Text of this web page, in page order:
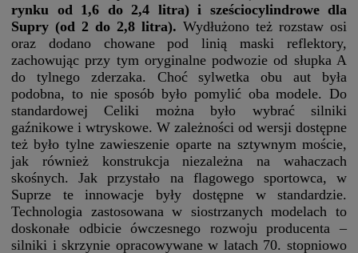
rynku od 1,6 do 2,4 litra) i sześciocylindrowe dla
Supry (od 2 do 2,8 litra). Wydłużono też rozstaw osi
oraz dodano chowane pod linią maski reflektory,
zachowując przy tym oryginalne podwozie od słupka A
do tylnego zderzaka. Choć sylwetka obu aut była
podobna, to nie sposób było pomylić oba modele. Do
standardowej Celiki można było wybrać silniki
gaźnikowe i wtryskowe. W zależności od wersji dostępne
też było tylne zawieszenie oparte na sztywnym moście,
jak również konstrukcja niezależna na wahaczach
skośnych. Jak przystało na flagowego sportowca, w
Suprze te innowacje były dostępne w standardzie.
Technologia zastosowana w siostrzanych modelach to
doskonałe odbicie ówczesnego rozwoju producenta –
silniki i skrzynie opracowywane w latach 70. stopniowo